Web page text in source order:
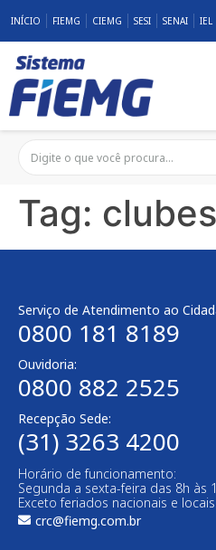
INÍCIO FIEMG CIEMG SESI SENAI IEL
Tag:
Serviço de Atendimento ao
0800 181 8189
Ouvidoria:
0800 882 2525​
Recepção Sede:
(31) 3263 4200
Horário de funcionamento:
Segunda a sexta-feira das 8h às
Exceto feriados nacionais e locais.
crc@fiemg.com.br